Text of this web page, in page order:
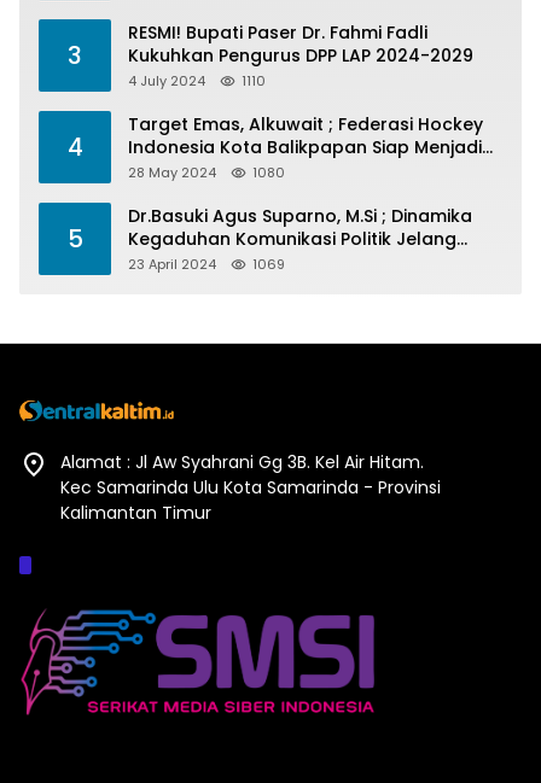
3
RESMI! Bupati Paser Dr. Fahmi Fadli
Kukuhkan Pengurus DPP LAP 2024-2029
4 July 2024 1110
4
Target Emas, Alkuwait ; Federasi Hockey
Indonesia Kota Balikpapan Siap Menjadi
Barometer Prestasi Di Kaltim
28 May 2024 1080
5
Dr.Basuki Agus Suparno, M.Si ; Dinamika
Kegaduhan Komunikasi Politik Jelang
Pesta Politik 2024
23 April 2024 1069
Alamat : Jl Aw Syahrani Gg 3B. Kel Air Hitam.
Kec Samarinda Ulu Kota Samarinda - Provinsi
Kalimantan Timur